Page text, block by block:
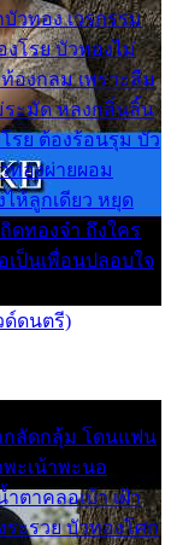
วทอง เวรกรรม
โรย บัวทองไม่
องกลม เพราะลืม
ระมัด หลงกลิ่นลิ้น
รย ต้องร้อนรุม บัว
องผ่ายผอม
ห้ลูกเดียว หยุด
ดทองจ๋า ถึงใคร
เป็นเพื่อนปลอบใจ
ด์ดนตรี)
กลัดกลุ้ม โดนแฟน
ะเน้าพะนอ
ำตาคลอเบ้า เฝ้า
ะรวย บัวทองโศก